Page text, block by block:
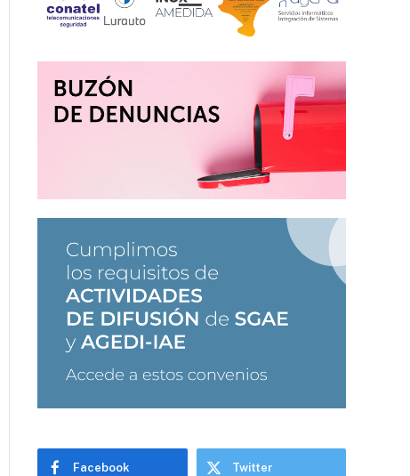
Facebook Twitter